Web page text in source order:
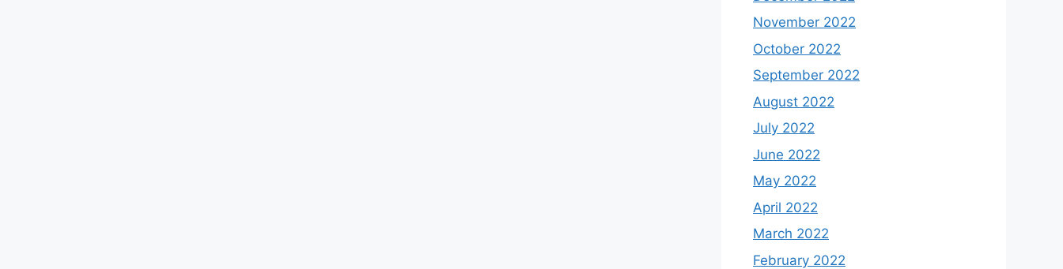
November 2022
October 2022
September 2022
August 2022
July 2022
June 2022
May 2022
April 2022
March 2022
February 2022